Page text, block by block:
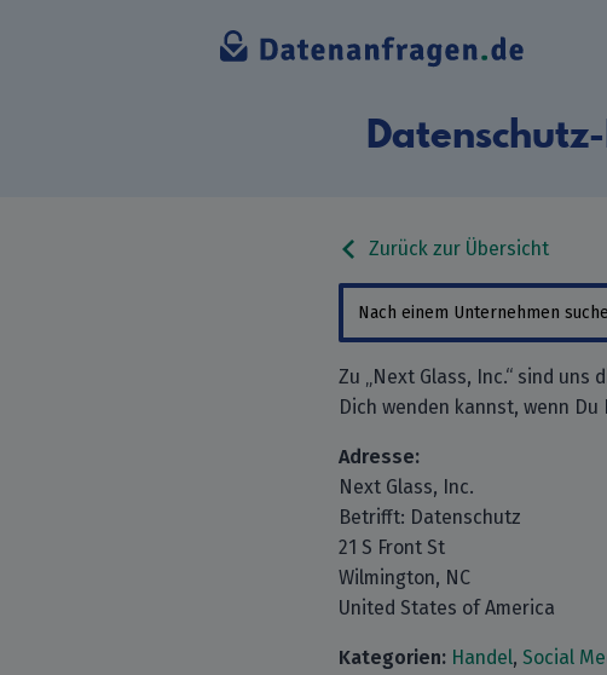
Zurück zur Übersicht
Zu „Next Glass, Inc.“ sind
Dich wenden kannst, wenn
Adresse:
Next Glass, Inc.
Betrifft: Datenschutz
21 S Front St
Wilmington, NC
United States of America
Kategorien: Handel, Social